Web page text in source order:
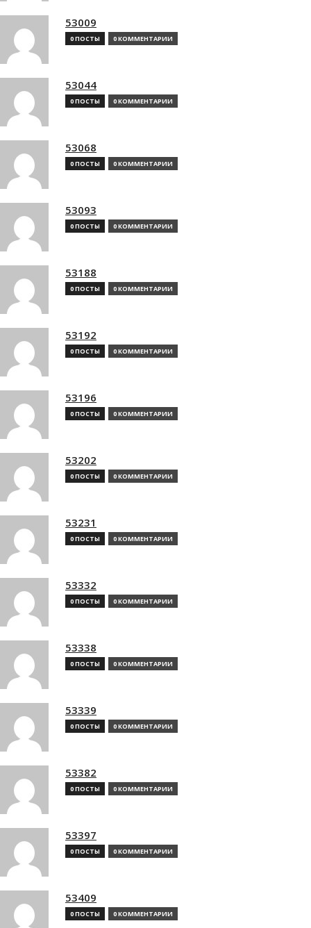
53009
0 ПОСТЫ 0 КОММЕНТАРИИ
53044
0 ПОСТЫ 0 КОММЕНТАРИИ
53068
0 ПОСТЫ 0 КОММЕНТАРИИ
53093
0 ПОСТЫ 0 КОММЕНТАРИИ
53188
0 ПОСТЫ 0 КОММЕНТАРИИ
53192
0 ПОСТЫ 0 КОММЕНТАРИИ
53196
0 ПОСТЫ 0 КОММЕНТАРИИ
53202
0 ПОСТЫ 0 КОММЕНТАРИИ
53231
0 ПОСТЫ 0 КОММЕНТАРИИ
53332
0 ПОСТЫ 0 КОММЕНТАРИИ
53338
0 ПОСТЫ 0 КОММЕНТАРИИ
53339
0 ПОСТЫ 0 КОММЕНТАРИИ
53382
0 ПОСТЫ 0 КОММЕНТАРИИ
53397
0 ПОСТЫ 0 КОММЕНТАРИИ
53409
0 ПОСТЫ 0 КОММЕНТАРИИ